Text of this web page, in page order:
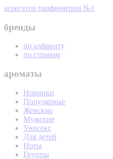
агрегатор парфюмерии №1
бренды
по алфавиту
по странам
ароматы
Новинки
Популярные
Женские
Мужские
Унисекс
Для детей
Ноты
Группы